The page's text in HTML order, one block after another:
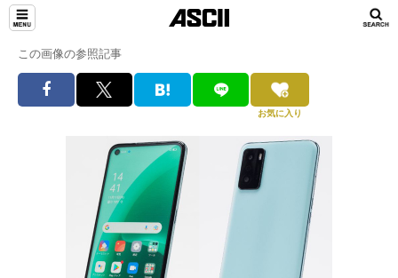
この画像の参照記事
お気に入り